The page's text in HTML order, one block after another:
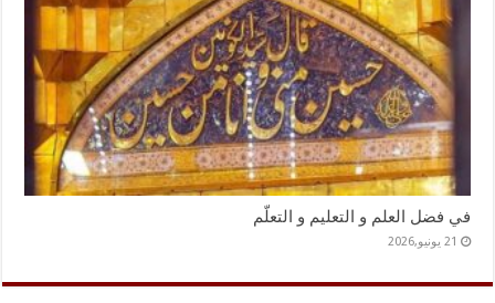
في فضل العلم و التعليم و التعلّم
21 يونيو,2026